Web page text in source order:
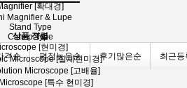
[확대경]
Magnifier & Lupe
Stand Type
Clamp Type
[현미경]
Microscope [실체현미경]
Microscope [고배율]
[특수 현미경]
상품 정렬
격순 평점높은순 후기많은순 최근등